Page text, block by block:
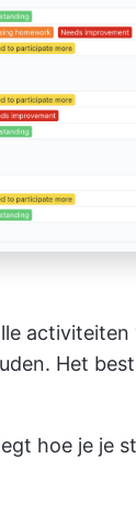
activiteiten
Het
hoe je je